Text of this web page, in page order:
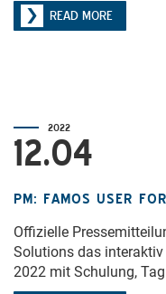
READ MORE
2022
12.04
PM: FAMOS USER
Offizielle
Solutions das interaktiv
2022 mit Schulung,